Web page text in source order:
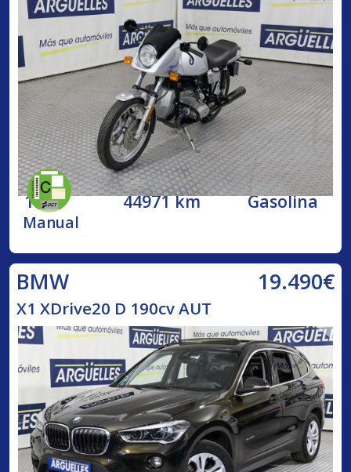
1984 44971 km Gasolina
Manual
BMW 19.490€
X1 XDrive20 D 190cv AUT